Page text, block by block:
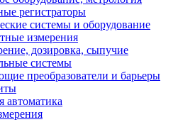
регистраторы
системы и оборудование
измерения
дозировка, сыпучие
системы
преобразователи и барьеры
автоматика